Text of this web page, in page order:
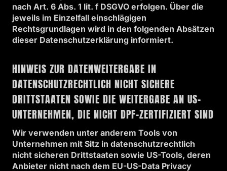
nach Art. 6 Abs. 1 lit. f DSGVO erfolgen. Über die
jeweils im Einzelfall einschlägigen
Rechtsgrundlagen wird in den folgenden Absätzen
dieser Datenschutzerklärung informiert.
HINWEIS ZUR DATENWEITERGABE IN
DATENSCHUTZRECHTLICH NICHT SICHERE
DRITTSTAATEN SOWIE DIE WEITERGABE AN US-
UNTERNEHMEN, DIE NICHT DPF-ZERTIFIZIERT SIND
Wir verwenden unter anderem Tools von
Unternehmen mit Sitz in datenschutzrechtlich
nicht sicheren Drittstaaten sowie US-Tools, deren
Anbieter nicht nach dem EU-US-Data Privacy